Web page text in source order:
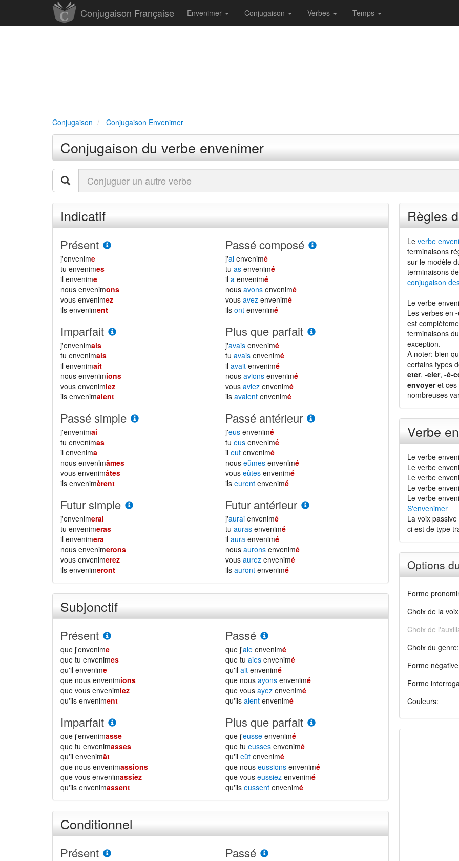
Conjugaison Française Envenimer Conjugaison Verbes Temps
Conjugaison Conjugaison Envenimer
Conjugaison du verbe envenimer
Indicatif
Présent
j'envenime
tu envenimes
il envenime
nous envenimons
vous envenimez
ils enveniment
Passé composé
j'ai envenimé
tuas envenimé
ila envenimé
nousavons envenimé
vousavez envenimé
ilsont envenimé
Imparfait
j'envenimais
tu envenimais
il envenimait
nous envenimions
vous envenimiez
ils envenimaient
Plus que parfait
j'avais envenimé
tuavais envenimé
ilavait envenimé
nousavions envenimé
vousaviez envenimé
ilsavaient envenimé
Passé simple
j'envenimai
tu envenimas
il envenima
nous envenimâmes
vous envenimâtes
ils envenimèrent
Passé antérieur
j'eus envenimé
tueus envenimé
ileut envenimé
nouseûmes envenimé
vouseûtes envenimé
ilseurent envenimé
Futur simple
j'envenimerai
tu envenimeras
il envenimera
nous envenimerons
vous envenimerez
ils envenimeront
Futur antérieur
j'aurai envenimé
tuauras envenimé
ilaura envenimé
nousaurons envenimé
vousaurez envenimé
ilsauront envenimé
Subjonctif
Présent
que j'envenime
que tu envenimes
qu'il envenime
que nous envenimions
que vous envenimiez
qu'ils enveniment
Passé
que j'aie envenimé
que tuaies envenimé
qu'ilait envenimé
que nousayons envenimé
que vousayez envenimé
qu'ilsaient envenimé
Imparfait
que j'envenimasse
que tu envenimasses
qu'il envenimât
que nous envenimassions
que vous envenimassiez
qu'ils envenimassent
Plus que parfait
que j'eusse envenimé
que tueusses envenimé
qu'ileût envenimé
que nouseussions envenimé
que vouseussiez envenimé
qu'ilseussent envenimé
Conditionnel
Présent Passé
Règles
Le verbe
terminaisons
sur le modèle
terminaisons
conjugaison
Le verbe
Les verbes en
est
terminaisons
exception.
A noter: bien
certains types
eter, -eler, -é-
envoyeret ces
nombreuses
Verbe
Le verbe
Le verbe
Le verbe
Le verbe
Le verbe
S'envenimer
La voix
ci est de type
Options
Forme
Choix de la
Choix de
Choix du genre:
Forme
Forme
Couleurs: